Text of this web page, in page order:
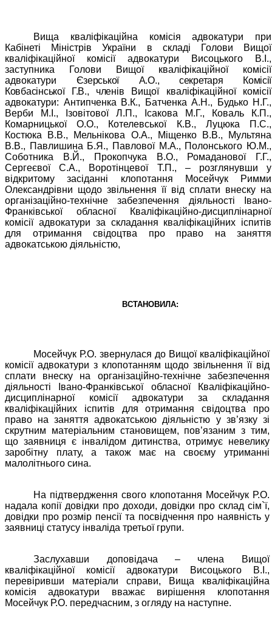
Вища кваліфікаційна комісія адвокатури при
Кабінеті Міністрів України в складі Голови Вищої
кваліфікаційної комісії адвокатури Висоцького В.І.,
заступника Голови Вищої кваліфікаційної комісії
адвокатури Єзерської А.О., секретаря Комісії
Ковбасінської Г.В., членів
Вищої кваліфікаційної комісії
адвокатури: Антипченка В.К., Батченка А.Н., Будько Н.Г.,
Верби М.І., Ізовітової Л.П., Ісакова М.Г., Коваль К.П.,
Комарницької О.О., Котелевської К.В., Луцюка П.С.,
Костюка В.В., Мельнікова О.А., Міщенко В.В., Мультяна
В.В., Павлишина Б.Я., Павлової М.А., Полонського Ю.М.,
Соботника В.Й., Прокопчука В.О., Ромаданової Г.Г.,
Сергеєвої С.А., Воротінцевої Т.П., –розглянувши у
відкритому засіданні клопотання Мосейчук Римми
Олександрівни щодо звільнення її від сплати внеску на
організаційно-технічне забезпечення діяльності Івано-
Франківської обласної Кваліфікаційно-дисциплінарної
комісії адвокатури за складання кваліфікаційних іспитів
для отримання свідоцтва про право на заняття
адвокатською діяльністю,
ВСТАНОВИЛА:
Мосейчук Р.О. звернулася до Вищої кваліфікаційної
комісії адвокатури з клопотанням щодо звільнення її від
сплати внеску на організаційно-технічне забезпечення
діяльності Івано-Франківської обласної Кваліфікаційно-
дисциплінарної комісії адвокатури за складання
кваліфікаційних іспитів для отримання свідоцтва про
право на заняття адвокатською діяльністю у зв’язку зі
скрутним матеріальним становищем, пов’язаним з тим,
що заявниця є інвалідом дитинства, отримує невелику
заробітну плату, а також має на своєму утриманні
малолітнього сина.
На підтвердження свого клопотання Мосейчук Р.О.
надала копії довідки про доходи, довідки про склад сім`ї,
довідки про розмір пенсії та посвідчення про наявність у
заявниці статусу інваліда третьої групи.
Заслухавши доповідача – члена Вищої
кваліфікаційної комісії адвокатури Висоцького В.І.,
перевіривши матеріали справи, Вища кваліфікаційна
комісія адвокатури вважає вирішення клопотання
Мосейчук Р.О. передчасним, з огляду на наступне.